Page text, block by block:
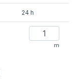
24 h
m